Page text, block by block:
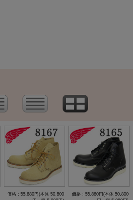
価格：55,880円(本体 50,800
価格：55,880円(本体 50,800